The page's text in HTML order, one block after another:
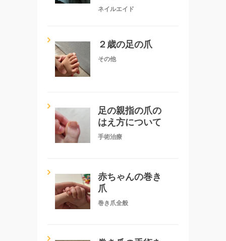
ネイルエイド
２歳の足の爪
その他
足の親指の爪の
はえ方について
手術治療
赤ちゃんの巻き
爪
巻き爪全般